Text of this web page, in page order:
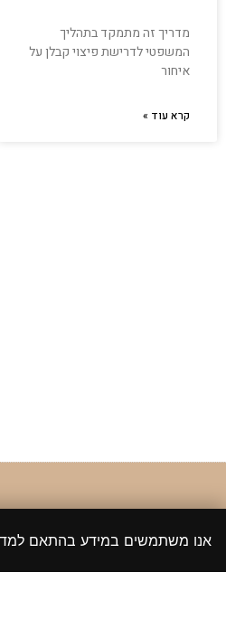
מדריך זה מתמקד בתהליך
המשפטי לדרישת פיצוי קבלן על
איחור
קרא עוד »
אנו משתמשים במידע בהתאם